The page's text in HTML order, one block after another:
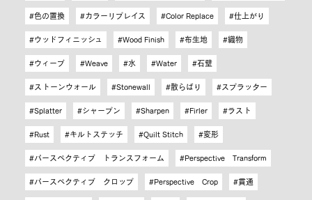
色の置換 カラーリプレイス Color Replace 仕上がり
ウッドフィニッシュ Wood Finish 布生地 織物
ウィーブ Weave 水 Water 石壁
ストーンウォール Stonewall 散らばり スプラッター
Splatter シャープン Sharpen Firler ラスト
Rust キルトステッチ Quilt Stitch 変形
パースペクティブ トランスフォーム Perspective Transform
パースペクティブ クロップ Perspective Crop 貫通